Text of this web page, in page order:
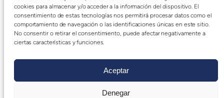
cookies para almacenar y/o acceder a la información del dispositivo. El
consentimiento de estas tecnologías nos permitirá procesar datos como el
comportamiento de navegación o las identificaciones únicas en este sitio.
No consentir o retirar el consentimiento, puede afectar negativamente a
ciertas características y funciones.
Aceptar
Denegar
Cursos DOE